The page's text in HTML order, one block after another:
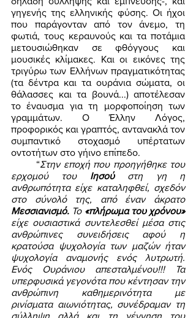
γηγενής της ελληνικής φύσης. Οι ήχοι
που παράγονταν από τον άνεμο, τη
φωτιά, τους κεραυνούς και τα ποτάμια
μετουσιώθηκαν σε φθόγγους και
μουσικές κλίμακες. Και οι εικόνες της
τριγύρω των Ελλήνων πραγματικότητας
(τα δέντρα και τα ουράνια σώματα, οι
θάλασσες και τα βουνά...) αποτέλεσαν
το έναυσμα για τη μορφοποίηση των
γραμμάτων. Ο Έλλην Λόγος,
προφορικός και γραπτός, αντανακλά τον
συμπαντικό στοχασμό υπέρτατων
οντοτήτων στο γήινο επίπεδο.
	“
Στην εποχή που προηγήθηκε του
ερχομού του Ιησού στη γη η
ανθρωπότητα είχε καταληφθεί, σχεδόν
στο σύνολό της, από έναν άκρατο
Μεσσιανισμό. Το
«πλήρωμα του χρόνου»
είχε ουσιαστικά συντελεσθεί μέσα στις
ανθρώπινες συνειδήσεις αφού η
κρατούσα ψυχολογία των μαζών ήταν
ψυχολογία αναμονής ενός λυτρωτή.
Ενός Ουράνιου απεσταλμένου!!! Τα
υπερφυσικά γεγονότα που κέντησαν την
ανθρώπινη καθημερινότητα με
ρινίσματα αιωνιότητας, συνέδραμαν τη
σύλληψη αλλά και τη γέννηση του